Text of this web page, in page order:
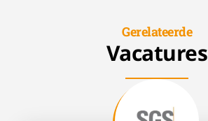
Gerelateerde
Vacatures